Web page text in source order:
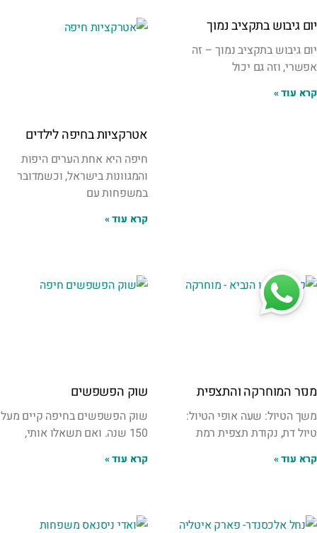
יום גיבוש בתקציב נמוך
יום גיבוש בתקציב נמוך – זה
אפשרי, וזה גם יכול
קרא עוד »
אטרקציות בחיפה לילדים
חיפה היא אחת הערים היפות
והמגוונות בישראל, וכשמדובר
במשפחות עם
קרא עוד »
מנזר המוחרקה והתצפית
משך הטיול: שעה אופי הטיול:
טיול דת, נקודת תצפית רמת
קרא עוד »
שוק הפשפשים
שוק הפשפשים בחיפה קיים מעל
150 שנה. ואם תשאלו אותי,
קרא עוד »